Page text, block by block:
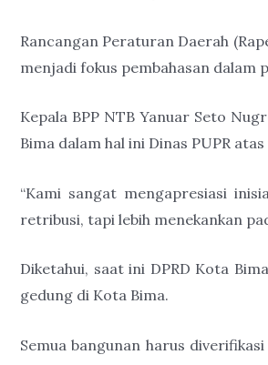
Rancangan Peraturan Daerah
menjadi fokus pembahasan
Kepala BPP NTB Yanuar Seto
Bima dalam hal ini Dinas PUPR
“Kami sangat mengapresiasi
retribusi, tapi lebih menekankan
Diketahui, saat ini DPRD Kota
gedung di Kota Bima.
Semua bangunan harus